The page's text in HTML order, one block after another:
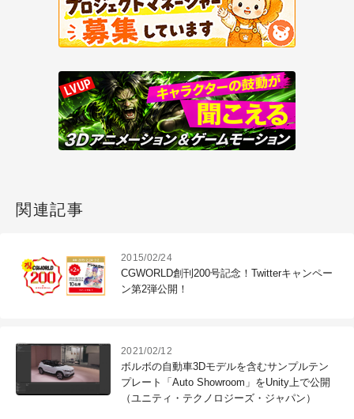
関連記事
2015/02/24
CGWORLD創刊200号記念！Twitterキャンペー
ン第2弾公開！
2021/02/12
ボルボの自動車3Dモデルを含むサンプルテン
プレート「Auto Showroom」をUnity上で公開
（ユニティ・テクノロジーズ・ジャパン）